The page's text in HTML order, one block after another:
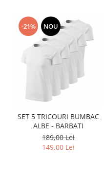
-21% NOU
SET 5 TRICOURI BUMBAC
ALBE - BARBATI
189,00 Lei
149,00 Lei